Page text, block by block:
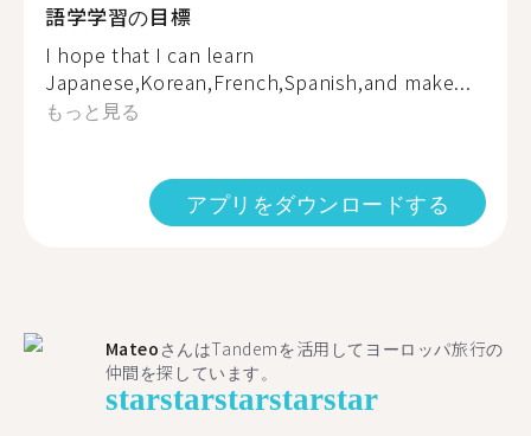
語学学習の目標
I hope that I can learn
Japanese,Korean,French,Spanish,and make...
もっと見る
アプリをダウンロードする
Mateo さんはTandemを活用してヨーロッパ旅行の
仲間を探しています。
starstarstarstarstar